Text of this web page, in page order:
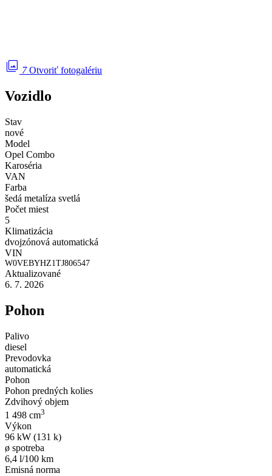
photo_library 7 Otvoriť fotogalériu
Vozidlo
Stav
nové
Model
Opel Combo
Karoséria
VAN
Farba
šedá metalíza svetlá
Počet miest
5
Klimatizácia
dvojzónová automatická
VIN
W0VEBYHZ1TJ806547
Aktualizované
6. 7. 2026
Pohon
Palivo
diesel
Prevodovka
automatická
Pohon
Pohon predných kolies
Zdvihový objem
1 498 cm3
Výkon
96 kW (131 k)
ø spotreba
6,4 l/100 km
Emisná norma